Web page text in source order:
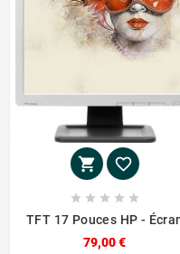
 
    
TFT 17 Pouces HP -
79,00 €